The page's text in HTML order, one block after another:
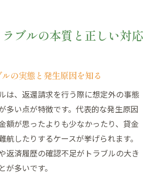
ない…過払い金請求の落とし穴
返還額が減る主な理由と見落とし
請求の落とし穴に陥るケース例
クズ事例から学ぶ後悔しない備え
が戻らない事例と対策を詳しく解
キングを参考に過払い金対応を見
金トラブルを防ぐ心得とは
ブルの本質と正しい対応
の実態と発生原因を知る
は、返還請求を行う際に想定外の事態
多い点が特徴です。代表的な発生原因
額が思ったよりも少なかったり、貸金
航したりするケースが挙げられます。
返済履歴の確認不足がトラブルの大き
が多いです。